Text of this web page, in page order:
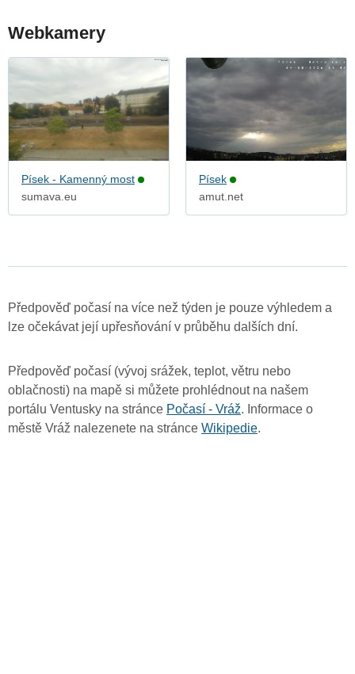
Webkamery
Písek - Kamenný most
sumava.eu
Písek
amut.net
Předpověď počasí na více než týden je pouze výhledem a
lze očekávat její upřesňování v průběhu dalších dní.
Předpověď počasí (vývoj srážek, teplot, větru nebo
oblačnosti) na mapě si můžete prohlédnout na našem
portálu Ventusky na stránce Počasí - Vráž. Informace o
městě Vráž nalezenete na stránce Wikipedie.